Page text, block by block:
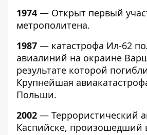
1974 — Открыт первый
метрополитена.
1987 — катастрофа Ил-62
авиалиний на окраине
результате которой
Крупнейшая
Польши.
2002 — Террористический
Каспийске, произошедший